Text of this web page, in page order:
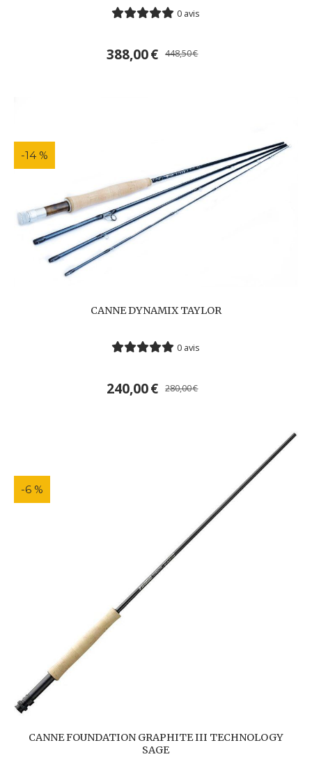
0 avis
388,00€ 448,50€
-14 %
CANNE DYNAMIX TAYLOR
0 avis
240,00€ 280,00€
-6 %
CANNE FOUNDATION GRAPHITE III TECHNOLOGY
SAGE